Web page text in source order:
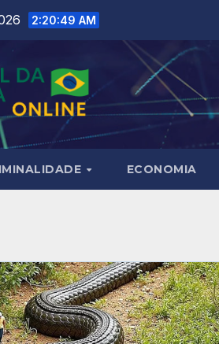
2:20:50 AM
ECONOMIA